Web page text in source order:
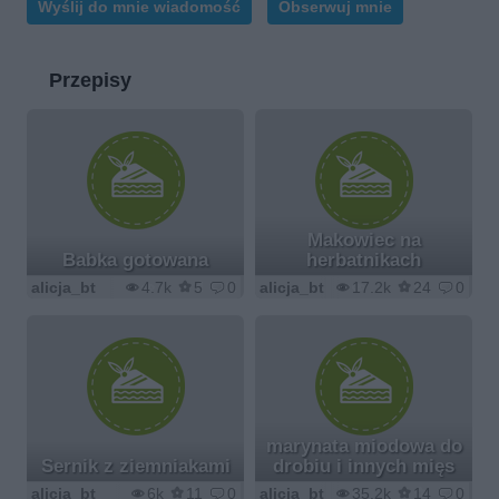
Wyślij do mnie wiadomość Obserwuj mnie
Przepisy
Babka gotowana
4.7k 5 0
alicja_bt
Makowiec na
herbatnikach
17.2k 24 0
alicja_bt
Sernik z ziemniakami
6k 11 0
alicja_bt
marynata miodowa do
drobiu i innych mięs
35.2k 14 0
alicja_bt